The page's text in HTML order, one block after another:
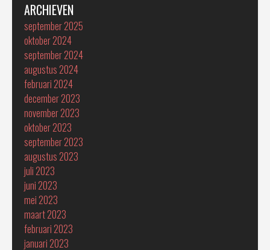
ARCHIEVEN
september 2025
oktober 2024
september 2024
augustus 2024
februari 2024
december 2023
november 2023
oktober 2023
september 2023
augustus 2023
juli 2023
juni 2023
mei 2023
maart 2023
februari 2023
januari 2023